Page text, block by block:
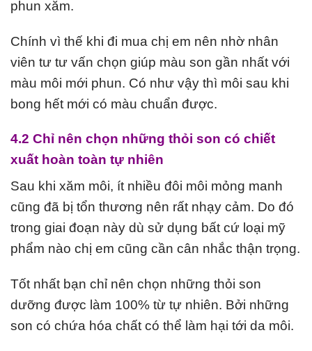
phun xăm.
Chính vì thế khi đi mua chị em nên nhờ nhân
viên tư tư vấn chọn giúp màu son gần nhất với
màu môi mới phun. Có như vậy thì môi sau khi
bong hết mới có màu chuẩn được.
4.2 Chỉ nên chọn những thỏi son có chiết
xuất hoàn toàn tự nhiên
Sau khi xăm môi, ít nhiều đôi môi mỏng manh
cũng đã bị tổn thương nên rất nhạy cảm. Do đó
trong giai đoạn này dù sử dụng bất cứ loại mỹ
phẩm nào chị em cũng cần cân nhắc thận trọng.
Tốt nhất bạn chỉ nên chọn những thỏi son
dưỡng được làm 100% từ tự nhiên. Bởi những
son có chứa hóa chất có thể làm hại tới da môi.